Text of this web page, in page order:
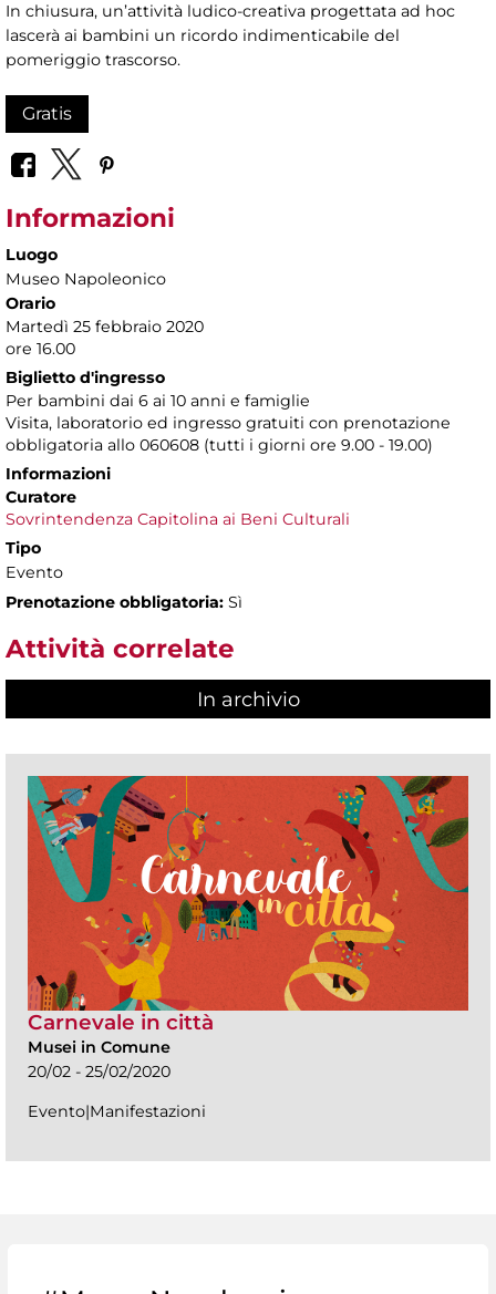
In chiusura, un’attività ludico-creativa progettata ad hoc
lascerà ai bambini un ricordo indimenticabile del
pomeriggio trascorso.
Gratis
Informazioni
Luogo
Museo Napoleonico
Orario
Martedì 25 febbraio 2020
ore 16.00
Biglietto d'ingresso
Per bambini dai 6 ai 10 anni e famiglie
Visita, laboratorio ed ingresso gratuiti con prenotazione
obbligatoria allo 060608 (tutti i giorni ore 9.00 - 19.00)
Informazioni
Curatore
Sovrintendenza Capitolina ai Beni Culturali
Tipo
Evento
Prenotazione obbligatoria: Sì
Attività correlate
In archivio
Carnevale in città
Musei in Comune
20/02 - 25/02/2020
Evento|Manifestazioni